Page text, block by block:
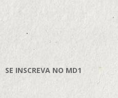
SE INSCREVA NO MD1